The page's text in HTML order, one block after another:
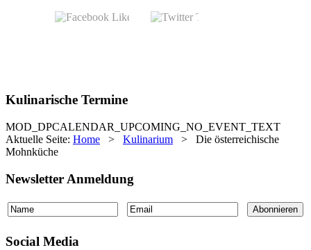
Kulinarische Termine
MOD_DPCALENDAR_UPCOMING_NO_EVENT_TEXT
Aktuelle Seite: Home > Kulinarium > Die österreichische
Mohnküche
Newsletter Anmeldung
Social Media